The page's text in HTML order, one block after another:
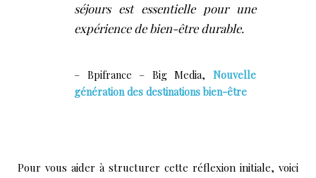
séjours est essentielle pour une
expérience de bien-être durable.
– Bpifrance – Big Media, Nouvelle
génération des destinations bien-être
Pour vous aider à structurer cette réflexion initiale, voici